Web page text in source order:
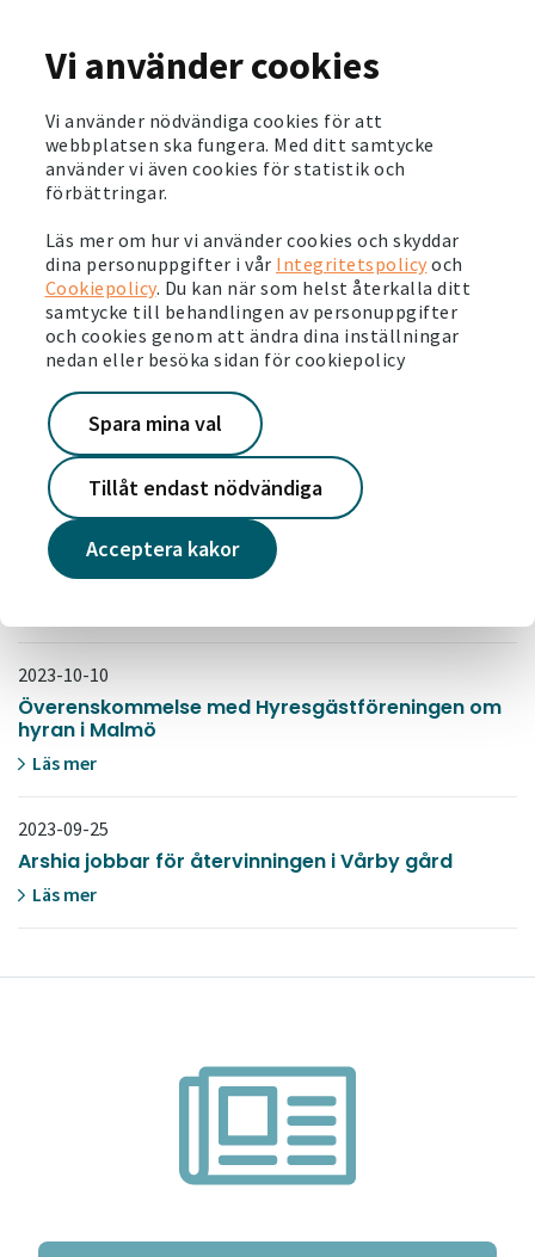
Vi använder cookies
Vi använder nödvändiga cookies för att
webbplatsen ska fungera. Med ditt samtycke
använder vi även cookies för statistik och
förbättringar.
Läs mer om hur vi använder cookies och skyddar
dina personuppgifter i vår Integritetspolicy och
Cookiepolicy. Du kan när som helst återkalla ditt
samtycke till behandlingen av personuppgifter
och cookies genom att ändra dina inställningar
nedan eller besöka sidan för cookiepolicy
Acceptera kakor
Spara mina val
Tillåt endast nödvändiga
hyreslägenheter i Köping.
SENASTE NYTT
2023-10-31
Det här tycker våra hyresgäster om vår service
Läs mer
2023-10-26
Mammor får kunskap och nya vänner
Läs mer
2023-10-19
Så här arbetar Södertälje med vårt
miljövärdsprogram
2023-10-10
Överenskommelse med Hyresgästföreningen om
hyran i Malmö
Läs mer
2023-09-25
Arshia jobbar för återvinningen i Vårby gård
Läs mer